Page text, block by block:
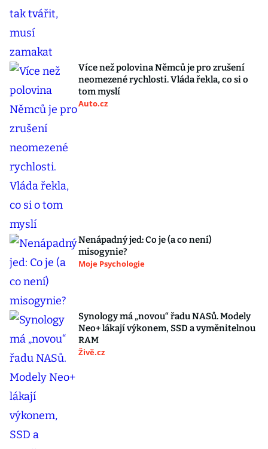
Více než polovina Němců je pro zrušení
neomezené rychlosti. Vláda řekla, co si o
tom myslí
Auto.cz
Nenápadný jed: Co je (a co není)
misogynie?
Moje Psychologie
Synology má „novou“ řadu NASů. Modely
Neo+ lákají výkonem, SSD a vyměnitelnou
RAM
Živě.cz